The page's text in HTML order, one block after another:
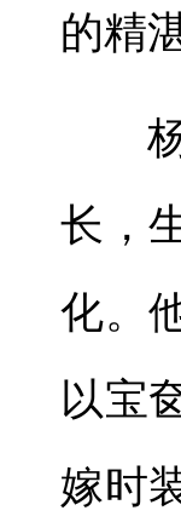
的精
长，
化。
以宝
嫁时